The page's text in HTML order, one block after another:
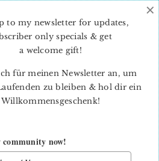
to my newsletter for updates,
only specials & get
a welcome gift!
für meinen Newsletter an, um
zu bleiben & hol dir ein
Willkommensgeschenk!
now!
×